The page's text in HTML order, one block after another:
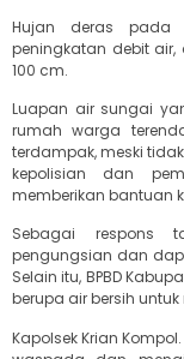
Hujan deras pada
peningkatan debit
100 cm.
Luapan air sungai
rumah warga
terdampak, meski
kepolisian dan
memberikan bantuan
Sebagai respons
pengungsian dan
Selain itu, BPBD
berupa air bersih
Kapolsek Krian